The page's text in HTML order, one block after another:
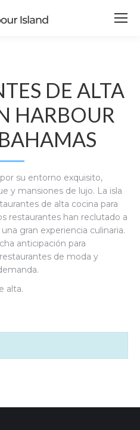
DE ALTA
HARBOUR
su entorno exquisito,
y mansiones de lujo. La isla
de alta cocina para
restaurantes han reclutado a
gran experiencia culinaria.
anticipación para
de moda y
alta.